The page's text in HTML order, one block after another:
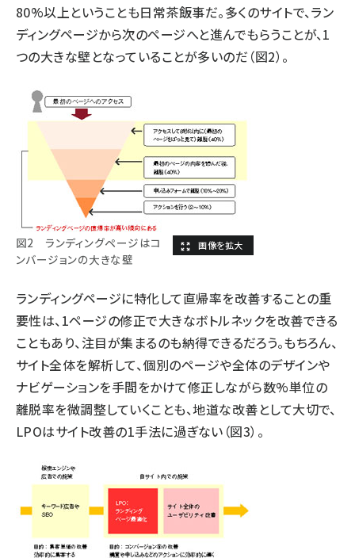
80%以上ということも日常茶飯事だ。多くのサイトで、ラン
ディングページから次のページへと進んでもらうことが、1
つの大きな壁となっていることが多いのだ（図2）。
図2 ランディングページはコ
ンバージョンの大きな壁
ランディングページに特化して直帰率を改善することの重
要性は、1ページの修正で大きなボトルネックを改善できる
こともあり、注目が集まるのも納得できるだろう。もちろん、
サイト全体を解析して、個別のページや全体のデザインや
ナビゲーションを手間をかけて修正しながら数%単位の
離脱率を微調整していくことも、地道な改善として大切で、
LPOはサイト改善の1手法に過ぎない（図3）。